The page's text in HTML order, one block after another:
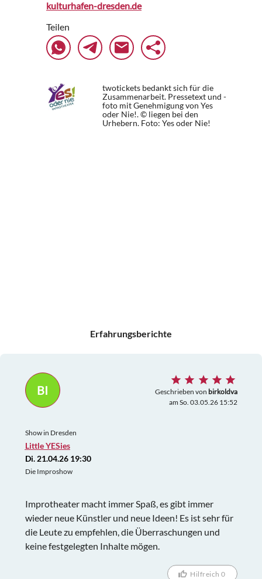
kulturhafen-dresden.de
Teilen
twotickets bedankt sich für die
Zusammenarbeit. Pressetext und -
foto mit Genehmigung von Yes
oder Nie!. © liegen bei den
Urhebern. Foto: Yes oder Nie!
Erfahrungsberichte
BI Geschrieben von birkoldva
am So. 03.05.26 15:52
Show in Dresden
Little YESies
Di. 21.04.26 19:30
Die Improshow
Improtheater macht immer Spaß, es gibt immer
wieder neue Künstler und neue Ideen! Es ist sehr für
die Leute zu empfehlen, die Überraschungen und
keine festgelegten Inhalte mögen.
Hilfreich 0